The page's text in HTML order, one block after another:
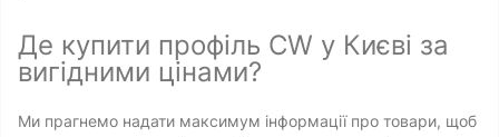
Де купити профіль CW у Києві за
вигідними цінами?
Ми прагнемо надати максимум інформації про товари, щоб